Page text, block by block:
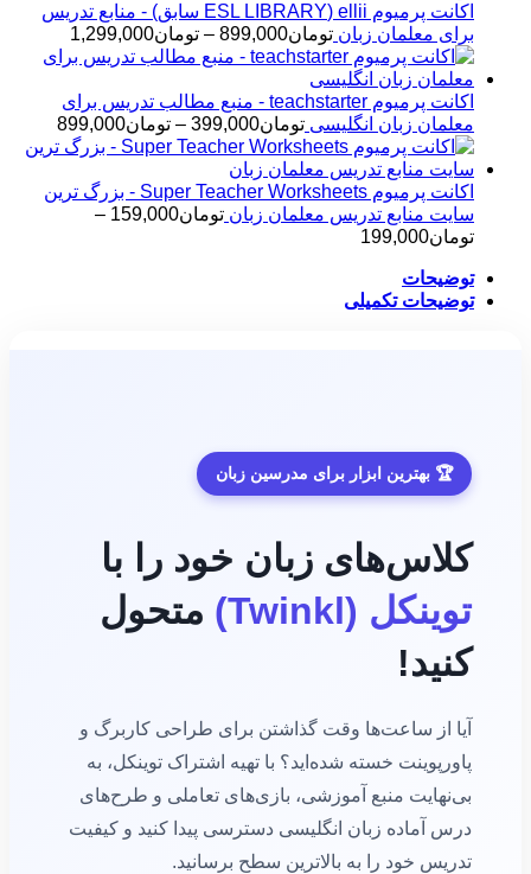
اکانت پرمیوم ellii (ESL LIBRARY سابق) - منابع تدریس
برای معلمان زبان تومان899,000
– تومان1,299,000
قیمت:
تا
تومان1,299,000
اکانت پرمیوم teachstarter - منبع مطالب تدریس برای
معلمان زبان انگلیسی تومان399,000
– تومان899,000محدوده
قیمت:
تا
اکانت پرمیوم Super Teacher Worksheets - بزرگ ترین
سایت منابع تدریس معلمان زبان تومان159,000
–
تومان199,000
تا
توضیحات
توضیحات تکمیلی
🏆 بهترین ابزار برای مدرسین زبان
کلاس‌های زبان خود را با
توینکل (Twinkl)
متحول
کنید!
آیا از ساعت‌ها وقت گذاشتن برای طراحی کاربرگ و
پاورپوینت خسته شده‌اید؟ با تهیه اشتراک توینکل، به
بی‌نهایت منبع آموزشی، بازی‌های تعاملی و طرح‌های
درس آماده زبان انگلیسی دسترسی پیدا کنید و کیفیت
تدریس خود را به بالاترین سطح برسانید.